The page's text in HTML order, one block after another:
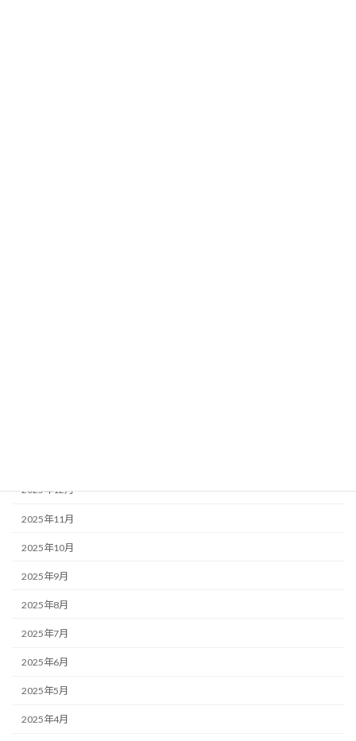
2025年12月
2025年11月
2025年10月
2025年9月
2025年8月
2025年7月
2025年6月
2025年5月
2025年4月